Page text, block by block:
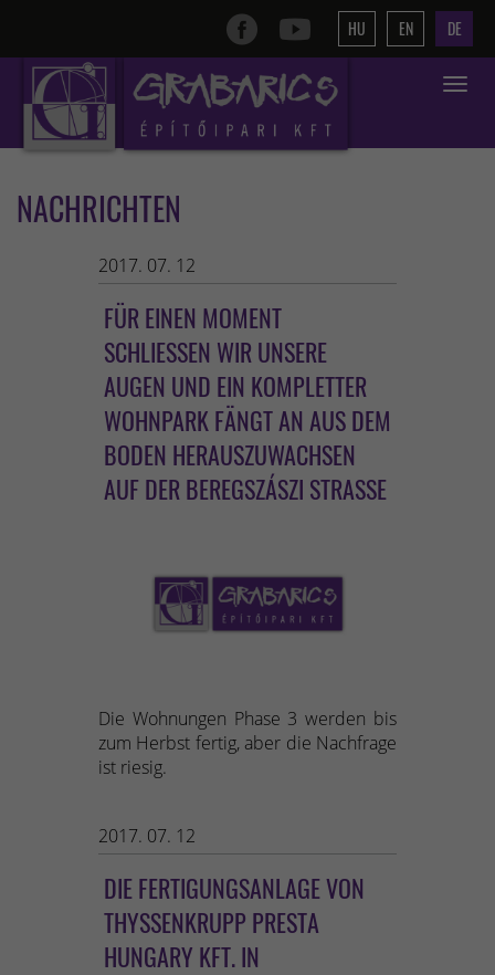
HU EN DE
Toggle
NACHRICHTEN
2017. 07. 12
FÜR EINEN MOMENT
SCHLIESSEN WIR UNSERE A
UGEN UND EIN KOMPLETTER W
OHNPARK FÄNGT AN AUS DEM B
ODEN HERAUSZUWACHSEN A
UF DER BEREGSZÁSZI STRASSE
Die Wohnungen Phase 3 werden bis
zum Herbst fertig, aber die Nachfrage
ist riesig.
2017. 07. 12
DIE FERTIGUNGSANLAGE VON
THYSSENKRUPP PRESTA
HUNGARY KFT. IN